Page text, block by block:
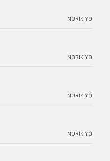
NORIKIYO
NORIKIYO
NORIKIYO
NORIKIYO